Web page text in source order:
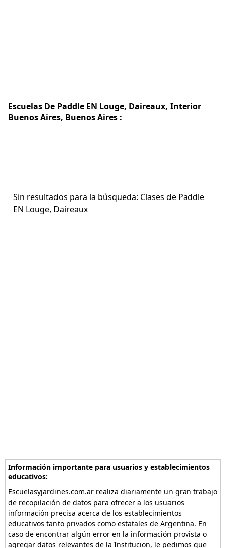
Escuelas De Paddle EN Louge, Daireaux, Interior
Buenos Aires, Buenos Aires :
Sin resultados para la búsqueda: Clases de Paddle
EN Louge, Daireaux
Información importante para usuarios y establecimientos
educativos:
Escuelasyjardines.com.ar realiza diariamente un gran trabajo
de recopilación de datos para ofrecer a los usuarios
información precisa acerca de los establecimientos
educativos tanto privados como estatales de Argentina. En
caso de encontrar algún error en la información provista o
agregar datos relevantes de la Institucion, le pedimos que